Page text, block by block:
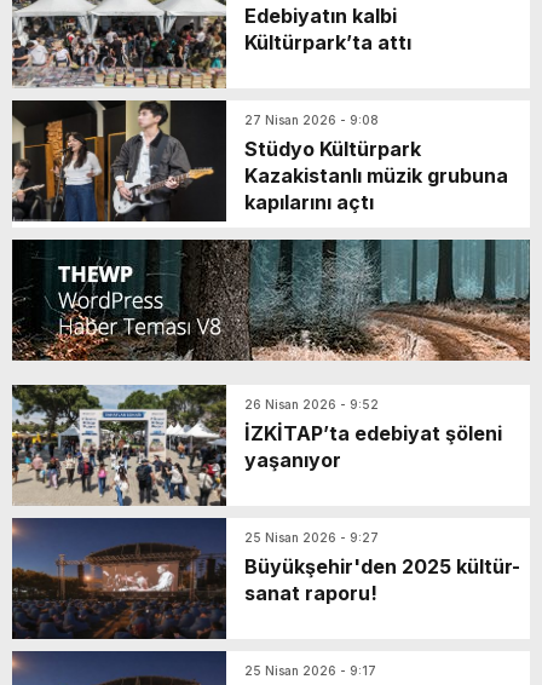
Edebiyatın kalbi
Kültürpark’ta attı
27 Nisan 2026 - 9:08
Stüdyo Kültürpark
Kazakistanlı müzik grubuna
kapılarını açtı
26 Nisan 2026 - 9:52
İZKİTAP’ta edebiyat şöleni
yaşanıyor
25 Nisan 2026 - 9:27
Büyükşehir'den 2025 kültür-
sanat raporu!
25 Nisan 2026 - 9:17